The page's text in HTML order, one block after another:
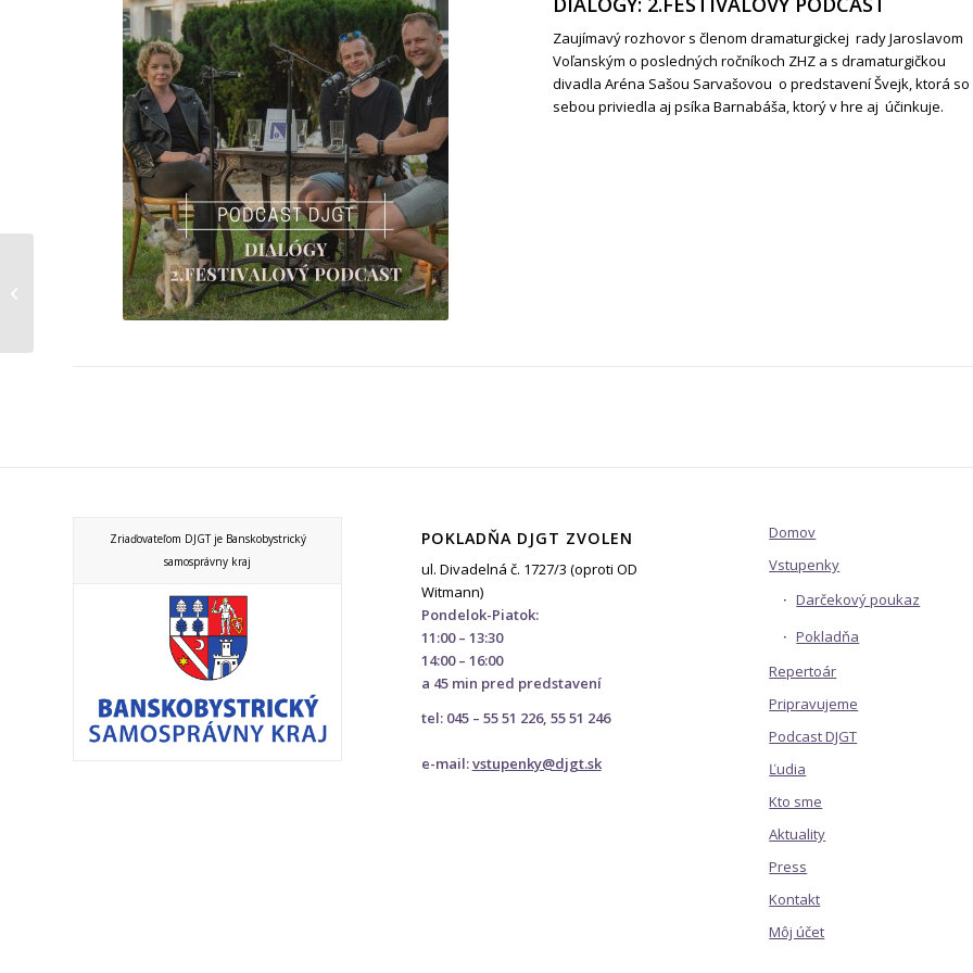
Zaujímavý rozhovor s členom dramaturgickej rady Jaroslavom
Voľanským o posledných ročníkoch ZHZ a s dramaturgičkou
divadla Aréna Sašou Sarvašovou o predstavení Švejk, ktorá so
sebou priviedla aj psíka Barnabáša, ktorý v hre aj účinkuje.
Zriaďovateľom DJGT je Banskobystrický
samosprávny kraj
POKLADŇA DJGT ZVOLEN
ul. Divadelná č. 1727/3 (oproti OD
Witmann)
Pondelok-Piatok:
11:00 – 13:30
14:00 – 16:00
a 45 min pred predstavení
tel: 045 – 55 51 226, 55 51 246
e-mail:vstupenky@djgt.sk
Domov
Vstupenky
Darčekový poukaz
Pokladňa
Repertoár
Pripravujeme
Podcast DJGT
Ľudia
Kto sme
Aktuality
Press
Kontakt
Môj účet
FESTIVALOVÝ PODCAST